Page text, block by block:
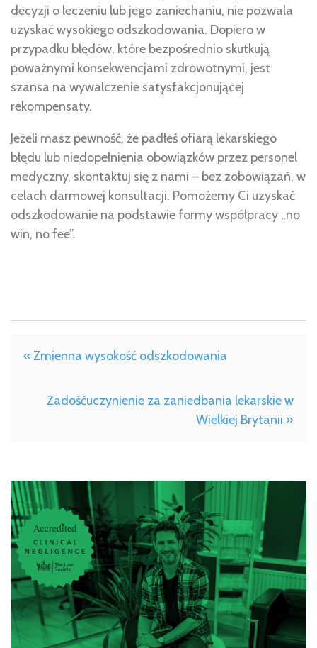
decyzji o leczeniu lub jego zaniechaniu, nie pozwala
uzyskać wysokiego odszkodowania. Dopiero w
przypadku błędów, które bezpośrednio skutkują
poważnymi konsekwencjami zdrowotnymi, jest
szansa na wywalczenie satysfakcjonującej
rekompensaty.
Jeżeli masz pewność, że padłeś ofiarą lekarskiego
błędu lub niedopełnienia obowiązków przez personel
medyczny, skontaktuj się z nami – bez zobowiązań, w
celach darmowej konsultacji. Pomożemy Ci uzyskać
odszkodowanie na podstawie formy współpracy „no
win, no fee”.
« Zmienna wysokość odszkodowania
Zadośćuczynienie za zaniedbania lekarskie w
Wielkiej Brytanii »